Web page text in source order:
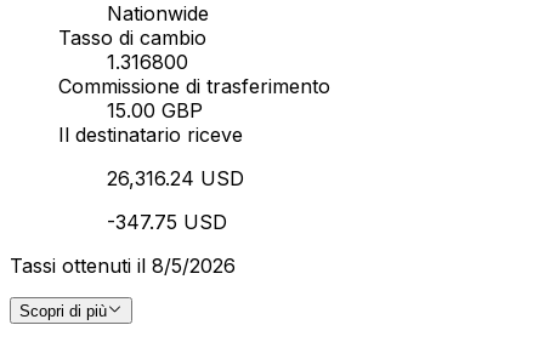
Nationwide
Tasso di cambio
1.316800
Commissione di trasferimento
15.00 GBP
Il destinatario riceve
26,316.24 USD
-347.75 USD
Tassi ottenuti il 8/5/2026
Scopri di più